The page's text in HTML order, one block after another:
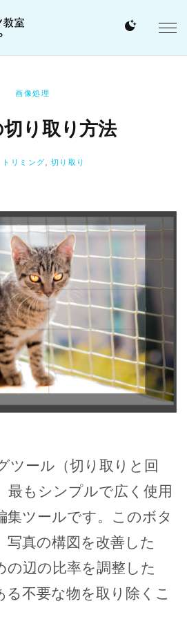
画像処理
切り取り方法
トリミング , 切り取り
ツール（切り取りと回
最もシンプルで広く使用
集ツールです。このボタ
写真の構図を改善した
の辺の比率を調整した
る不要な物を取り除くこ